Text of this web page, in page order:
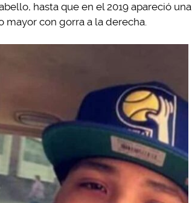
hasta que en el 2019 apareció una
mayor con gorra a la derecha.